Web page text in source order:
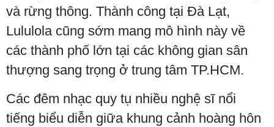
và rừng thông. Thành công tại Đà Lạt,
Lululola cũng sớm mang mô hình này về
các thành phố lớn tại các không gian sân
thượng sang trọng ở trung tâm TP.HCM.
Các đêm nhạc quy tụ nhiều nghệ sĩ nổi
tiếng biểu diễn giữa khung cảnh hoàng hôn